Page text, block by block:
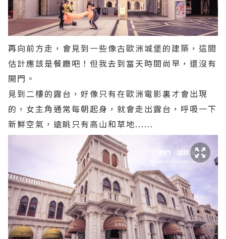
再向前方走，會見到一些像古歐洲城堡的建築，這間
估計應該是餐廳吧！但我去到當天時間尚早，還沒有
開門。
見到二樓的露台，好像只有在歐洲電影裏才會出現
的，女主角通常每朝起身，就會走出露台，呼吸一下
新鮮空氣，遠眺只有高山和草地......